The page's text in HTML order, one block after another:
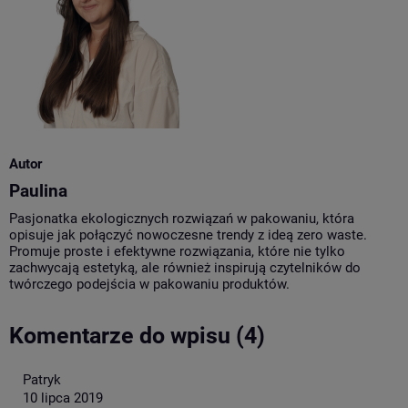
Autor
Paulina
Pasjonatka ekologicznych rozwiązań w pakowaniu, która
opisuje jak połączyć nowoczesne trendy z ideą zero waste.
Promuje proste i efektywne rozwiązania, które nie tylko
zachwycają estetyką, ale również inspirują czytelników do
twórczego podejścia w pakowaniu produktów.
Komentarze do wpisu (4)
Patryk
10 lipca 2019